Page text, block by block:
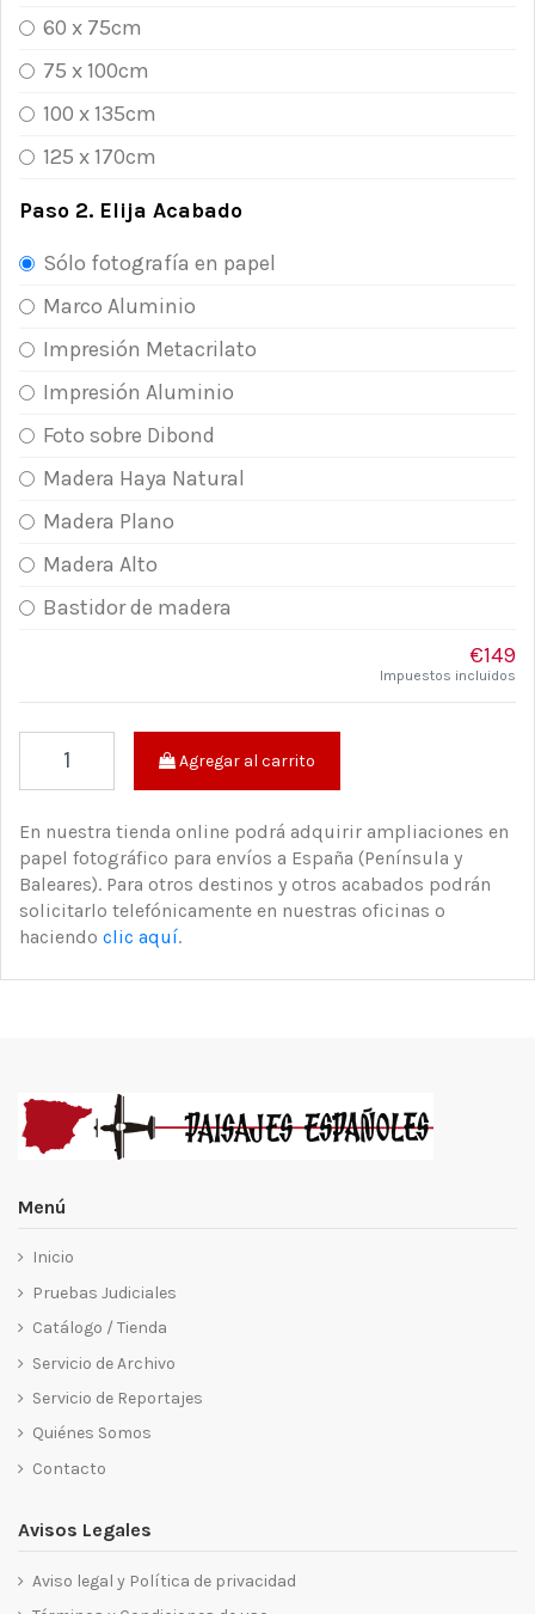
60 x 75cm
75 x 100cm
100 x 135cm
125 x 170cm
Paso 2. Elija Acabado
Sólo fotografía en papel
Marco Aluminio
Impresión Metacrilato
Impresión Aluminio
Foto sobre Dibond
Madera Haya Natural
Madera Plano
Madera Alto
Bastidor de madera
€149
Impuestos incluidos
Agregar al carrito
En nuestra tienda online podrá adquirir ampliaciones en
papel fotográfico para envíos a España (Península y
Baleares). Para otros destinos y otros acabados podrán
solicitarlo telefónicamente en nuestras oficinas o
haciendo clic aquí.
Menú
Inicio
Pruebas Judiciales
Catálogo / Tienda
Servicio de Archivo
Servicio de Reportajes
Quiénes Somos
Contacto
Avisos Legales
Aviso legal y Política de privacidad